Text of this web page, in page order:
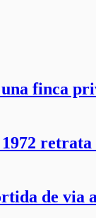
finca
1972
de via